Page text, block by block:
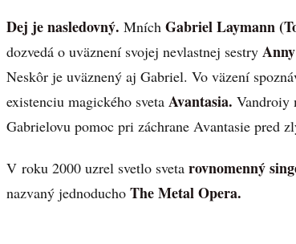
Dej je nasledovný. Mních Gabriel Laymann
dozvedá o uväznení svojej nevlastnej sestry
Neskôr je uväznený aj Gabriel. Vo väzení
existenciu magického sveta Avantasia. Vandroiy
Gabrielovu pomoc pri záchrane Avantasie pred
V roku 2000 uzrel svetlo sveta rovnomenný
nazvaný jednoducho The Metal Opera.